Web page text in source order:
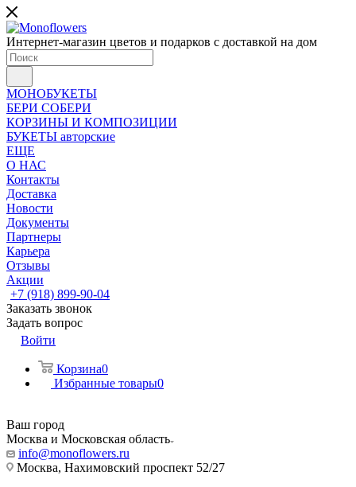
Интернет-магазин цветов и подарков с доставкой на дом
МОНОБУКЕТЫ
БЕРИ СОБЕРИ
КОРЗИНЫ И КОМПОЗИЦИИ
БУКЕТЫ авторские
ЕЩЕ
О НАС
Контакты
Доставка
Новости
Документы
Партнеры
Карьера
Отзывы
Акции
+7 (918) 899-90-04
Заказать звонок
Задать вопрос
Войти
Корзина0
Избранные товары0
Ваш город
Москва и Московская область
info@monoflowers.ru
Москва, Нахимовский проспект 52/27